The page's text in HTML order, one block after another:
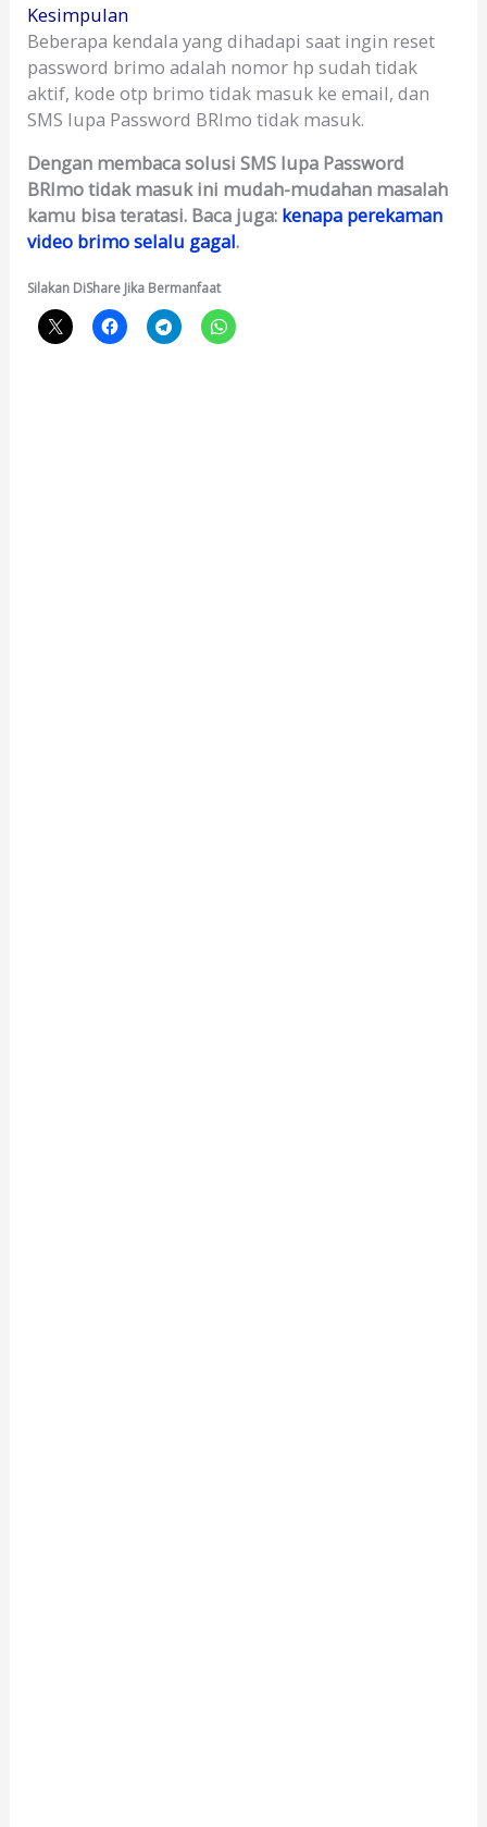
Kesimpulan
Beberapa kendala yang dihadapi saat ingin reset
password brimo adalah nomor hp sudah tidak
aktif, kode otp brimo tidak masuk ke email, dan
SMS lupa Password BRImo tidak masuk.
Dengan membaca solusi SMS lupa Password
BRImo tidak masuk ini mudah-mudahan masalah
kamu bisa teratasi. Baca juga: kenapa perekaman
video brimo selalu gagal.
Silakan DiShare Jika Bermanfaat